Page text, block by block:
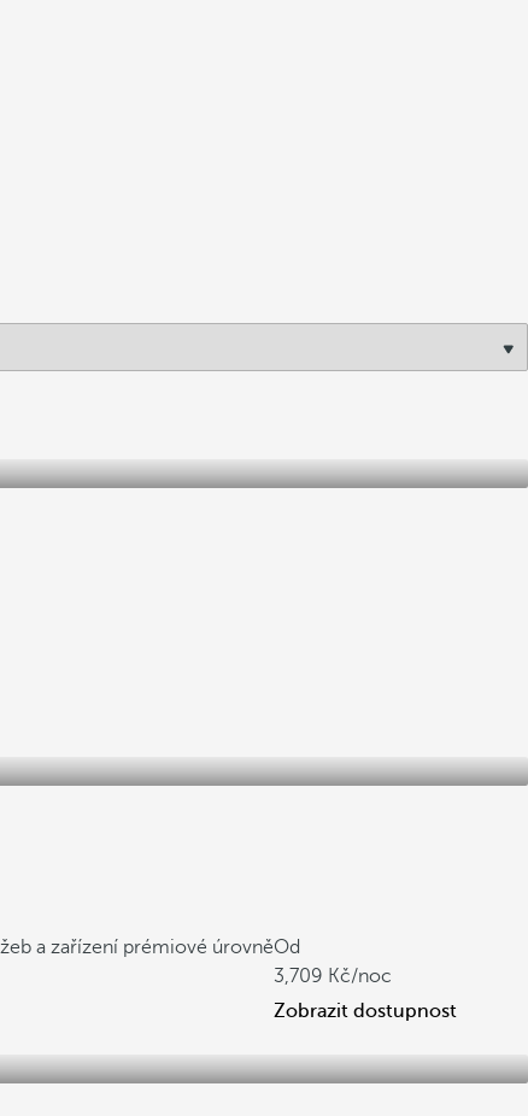
a zařízení prémiové úrovněOd
3,709
/noc
Zobrazit dostupnost